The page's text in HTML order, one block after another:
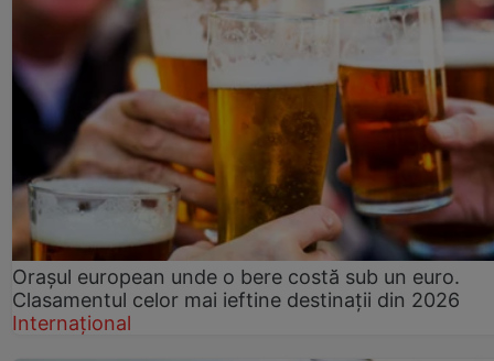
Orașul european unde o bere costă sub un euro.
Clasamentul celor mai ieftine destinații din 2026
Internațional